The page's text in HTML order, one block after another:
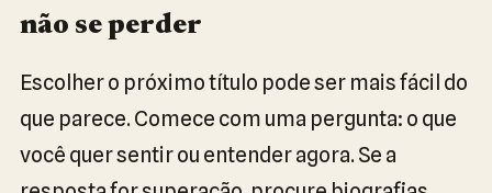
não se perder
Escolher o próximo título pode ser mais fácil do
que parece. Comece com uma pergunta: o que
você quer sentir ou entender agora. Se a